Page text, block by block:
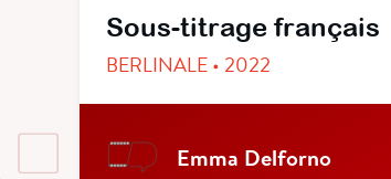
Sous-titrage français
BERLINALE • 2022
Emma Delforno